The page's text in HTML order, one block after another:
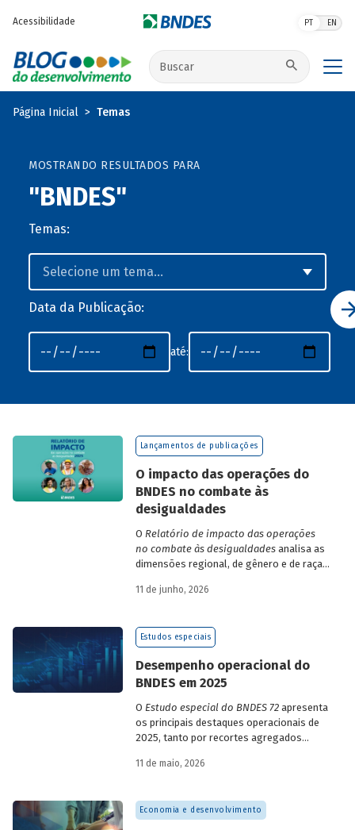
Acessibilidade PT EN
Buscar no site
Página Inicial Temas
MOSTRANDO RESULTADOS PARA
"BNDES"
Temas:
Data da Publicação:
até:
Lançamentos de publicações
O impacto das operações do
BNDES no combate às
desigualdades
O Relatório de impacto das operações
no combate às desigualdadesanalisa as
dimensões regional, de gênero e de raça,
desigualdade de renda no Brasil, no
BNDES.
11 de junho, 2026
Estudos especiais
Desempenho operacional do
BNDES em 2025
O Estudo especial do BNDES 72 apresenta
os principais destaques operacionais de
2025, tanto por recortes agregados
específicas do Banco.
11 de maio, 2026
Economia e desenvolvimento